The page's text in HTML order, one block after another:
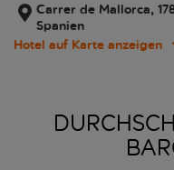
Carrer de Mallorca,
Spanien
Hotel auf Karte anzeigen